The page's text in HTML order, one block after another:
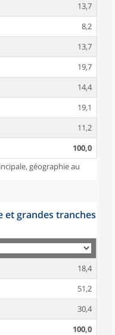
13,7
8,2
13,7
19,7
14,4
19,1
11,2
100,0
géographie au
et grandes tranches
18,4
51,2
30,4
100,0